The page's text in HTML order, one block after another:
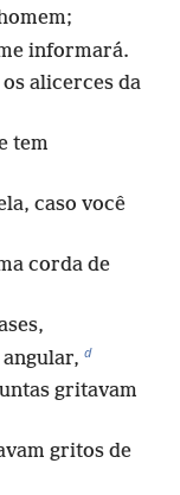
informará.
alicerces da
tem
caso você
corda de
d
gritavam
gritos de